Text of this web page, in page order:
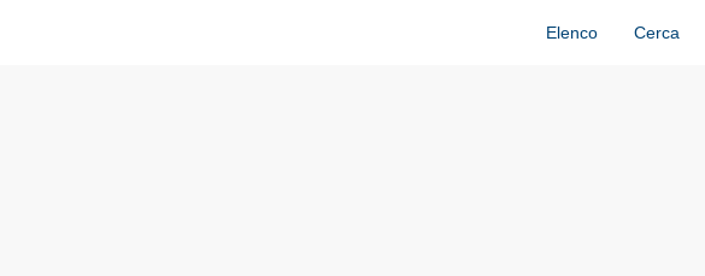
Elenco Cerca